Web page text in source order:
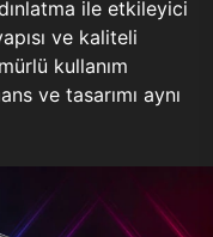
ile etkileyici
ve kaliteli
kullanım
ve tasarımı aynı